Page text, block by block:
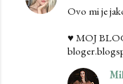
Ovo mi je
♥ MOJ